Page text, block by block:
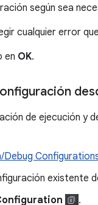
según sea
cualquier error
en OK.
de ejecución y
Debug
existente
.